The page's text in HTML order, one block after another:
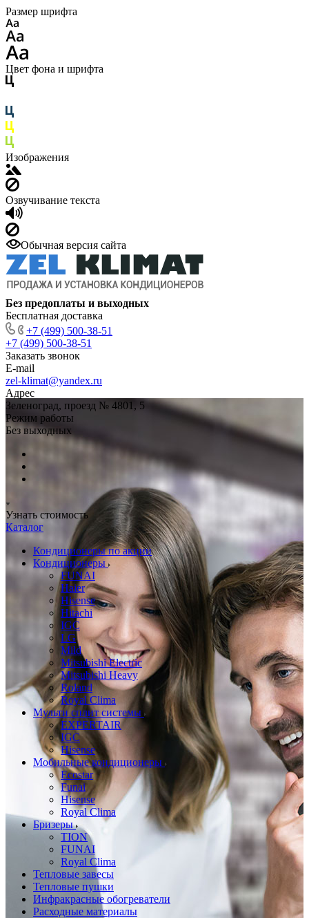
Размер шрифта
Цвет фона и шрифта
Изображения
Озвучивание текста
Обычная версия сайта
Без предоплаты и выходных
Бесплатная доставка
+7 (499) 500-38-51
+7 (499) 500-38-51
Заказать звонок
E-mail
zel-klimat@yandex.ru
Адрес
Зеленоград, проезд № 4801, 5
Режим работы
Без выходных
Узнать стоимость
Каталог
Кондиционеры по акции
Кондиционеры
FUNAI
Haier
Hisense
Hitachi
IGC
LG
Mild
Mitsubishi Electric
Mitsubishi Heavy
Roland
Royal Clima
Мульти сплит системы
EXPERTAIR
IGC
Hisense
Мобильные кондиционеры
Ecostar
Funai
Hisense
Royal Clima
Бризеры
TION
FUNAI
Royal Clima
Тепловые завесы
Тепловые пушки
Инфракрасные обогреватели
Расходные материалы